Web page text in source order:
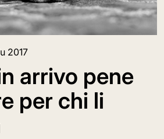
2017
arrivo pene
per chi li